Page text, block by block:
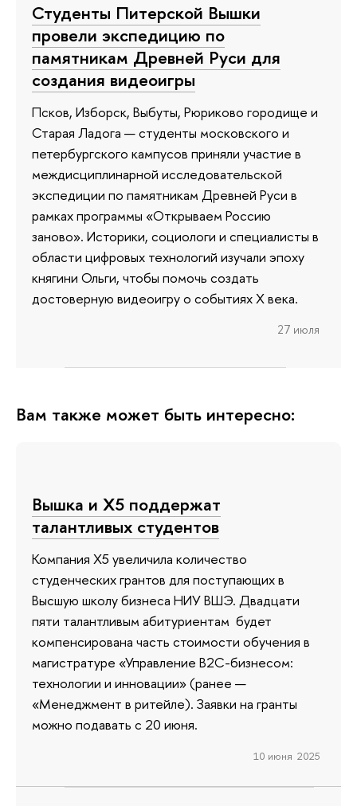
Студенты Питерской Вышки
провели экспедицию по
памятникам Древней Руси для
создания видеоигры
Псков, Изборск, Выбуты, Рюриково городище и
Старая Ладога — студенты московского и
петербургского кампусов приняли участие в
междисциплинарной исследовательской
экспедиции по памятникам Древней Руси в
рамках программы «Открываем Россию
заново». Историки, социологи и специалисты в
области цифровых технологий изучали эпоху
княгини Ольги, чтобы помочь создать
достоверную видеоигру о событиях X века.
27 июля
Вам также может быть интересно:
Вышка и Х5 поддержат
талантливых студентов
Компания Х5 увеличила количество
студенческих грантов для поступающих в
Высшую школу бизнеса НИУ ВШЭ. Двадцати
пяти талантливым абитуриентам будет
компенсирована часть стоимости обучения в
магистратуре «Управление B2C-бизнесом:
технологии и инновации» (ранее —
«Менеджмент в ритейле). Заявки на гранты
можно подавать с 20 июня.
10 июня 2025